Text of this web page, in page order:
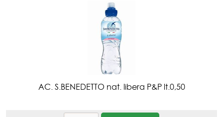
AC. S.BENEDETTO nat. libera P&P lt.0,50